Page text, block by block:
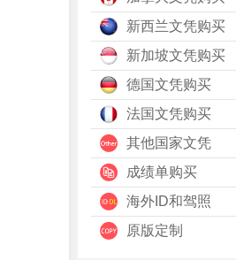
新西兰文凭购买
新加坡文凭购买
德国文凭购买
法国文凭购买
其他国家文凭
成绩单购买
海外ID和驾照
原版定制